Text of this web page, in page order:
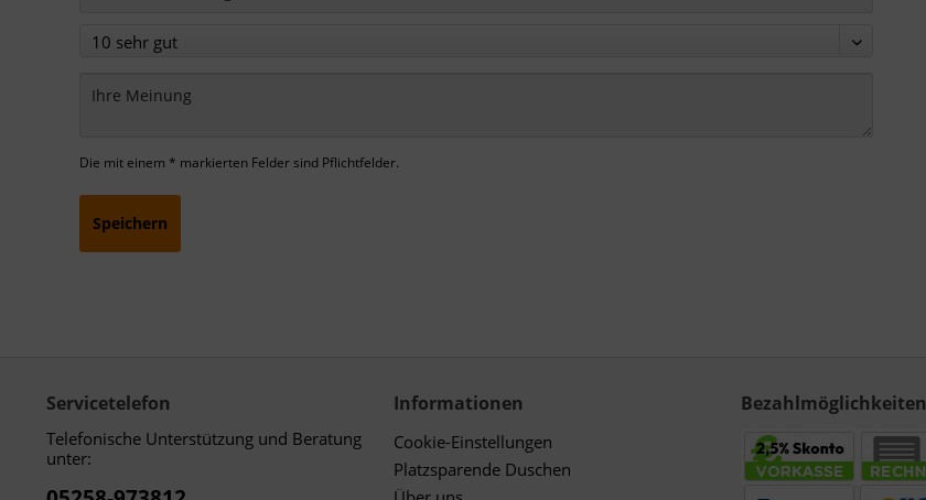
Die mit einem * markierten Felder sind Pflichtfelder.
Speichern
Servicetelefon
Telefonische Unterstützung und Beratung
unter:
Informationen
Cookie-Einstellungen
Platzsparende Duschen
Bezahlmöglichkeiten